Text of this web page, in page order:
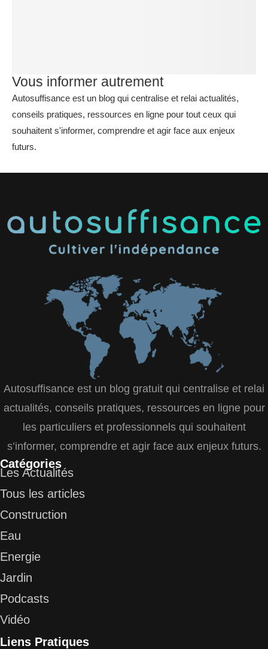
Vous informer autrement
Autosuffisance est un blog qui centralise et relai actualités,
conseils pratiques, ressources en ligne pour tout ceux qui
souhaitent s'informer, comprendre et agir face aux enjeux
futurs.
Autosuffisance est un blog gratuit qui centralise et relai
actualités, conseils pratiques, ressources en ligne pour
les particuliers et professionnels qui souhaitent
s’informer, comprendre et agir face aux enjeux futurs.
Catégories
Les Actualités
Tous les articles
Construction
Eau
Energie
Jardin
Podcasts
Vidéo
Liens Pratiques